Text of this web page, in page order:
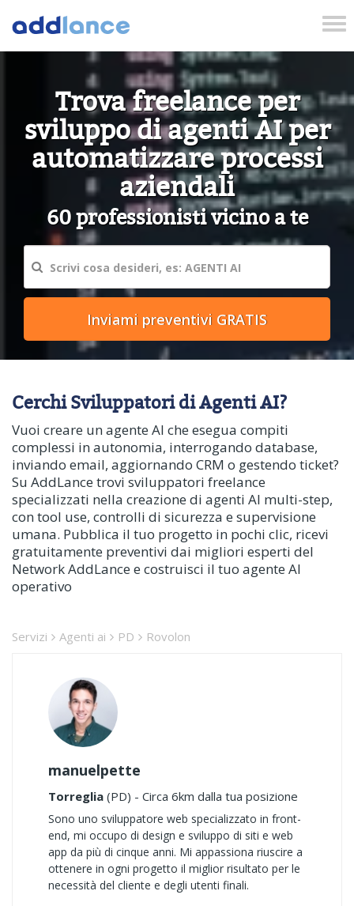
Trova freelance per
sviluppo di agenti AI per
automatizzare processi
aziendali
60 professionisti vicino a te
Cerchi Sviluppatori di Agenti AI?
Vuoi creare un agente AI che esegua compiti
complessi in autonomia, interrogando database,
inviando email, aggiornando CRM o gestendo ticket?
Su AddLance trovi sviluppatori freelance
specializzati nella creazione di agenti AI multi-step,
con tool use, controlli di sicurezza e supervisione
umana. Pubblica il tuo progetto in pochi clic, ricevi
gratuitamente preventivi dai migliori esperti del
Network AddLance e costruisci il tuo agente AI
operativo
Servizi Agenti ai PD Rovolon
manuelpette
Torreglia (PD) - Circa 6km dalla tua posizione
Sono uno sviluppatore web specializzato in front-
end, mi occupo di design e sviluppo di siti e web
app da più di cinque anni. Mi appassiona riuscire a
ottenere in ogni progetto il miglior risultato per le
necessità del cliente e degli utenti finali.